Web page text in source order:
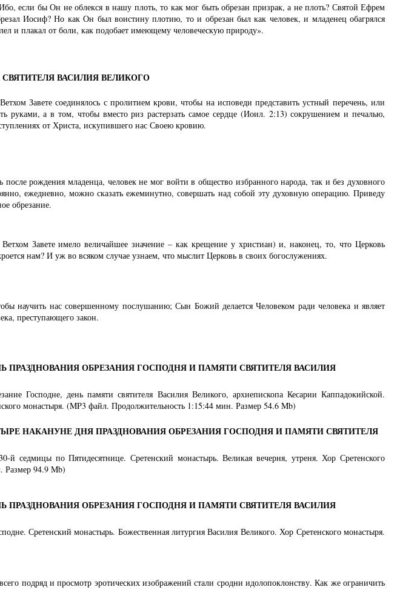
если бы Он не облекся в нашу плоть, то как мог быть обрезан призрак, а не плоть? Святой Ефрем
Иосиф? Но как Он был воистину плотию, то и обрезан был как человек, и младенец обагрялся
и плакал от боли, как подобает имеющему человеческую природу».
ВАСИЛИЯ ВЕЛИКОГО
Завете соединялось с пролитием крови, чтобы на исповеди представить устный перечень, или
руками, а в том, чтобы вместо риз растерзать самое сердце (Иоил. 2:13) сокрушением и печалью,
от Христа, искупившего нас Своею кровию.
рождения младенца, человек не мог войти в общество избранного народа, так и без духовного
ежедневно, можно сказать ежеминутно, совершать над собой эту духовную операцию. Приведу
обрезание.
Завете имело величайшее значение – как крещение у христиан) и, наконец, то, что Церковь
нам? И уж во всяком случае узнаем, что мыслит Церковь в своих богослужениях.
научить нас совершенному послушанию; Сын Божий делается Человеком ради человека и являет
преступающего закон.
ОБРЕЗАНИЯ ГОСПОДНЯ И ПАМЯТИ СВЯТИТЕЛЯ ВАСИЛИЯ
Господне, день памяти святителя Василия Великого, архиепископа Кесарии Каппадокийской.
монастыря. (MP3 файл. Продолжительность 1:15:44 мин. Размер 54.6 Mb)
НАКАНУНЕ ДНЯ ПРАЗДНОВАНИЯ ОБРЕЗАНИЯ ГОСПОДНЯ И ПАМЯТИ СВЯТИТЕЛЯ
й седмицы по Пятидесятнице. Сретенский монастырь. Великая вечерня, утреня. Хор Сретенского
Размер 94.9 Mb)
ОБРЕЗАНИЯ ГОСПОДНЯ И ПАМЯТИ СВЯТИТЕЛЯ ВАСИЛИЯ
Сретенский монастырь. Божественная литургия Василия Великого. Хор Сретенского монастыря.
подряд и просмотр эротических изображений стали сродни идолопоклонству. Как же ограничить